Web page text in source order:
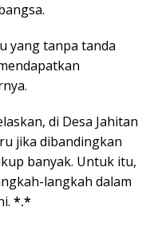
yang tanpa tanda
di Desa Jahitan
jika dibandingkan
banyak. Untuk itu,
langkah dalam
*.*